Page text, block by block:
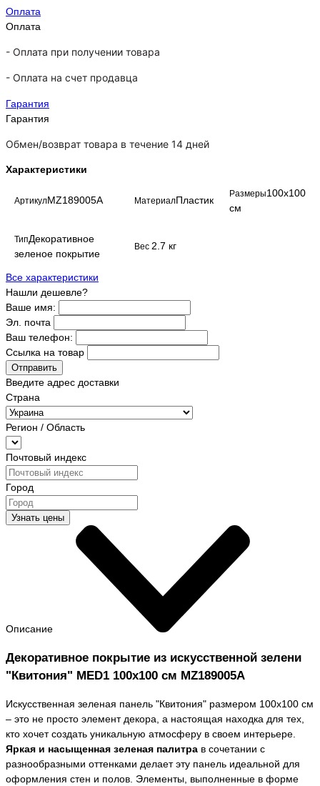
Оплата
Оплата
- Оплата при получении товара
- Оплата на счет продавца
Гарантия
Гарантия
Обмен/возврат товара в течение 14 дней
Характеристики
АртикулMZ189005A МатериалПластик
Размеры100х100
см
ТипДекоративное
зеленое покрытие
Вес 2.7 кг
Все характеристики
Нашли дешевле?
Ваше имя:
Эл. почта
Ваш телефон:
Ссылка на товар
Отправить
Введите адрес доставки
Страна
Регион / Область
Почтовый индекс
Город
Узнать цены
Описание
Декоративное покрытие из искусственной зелени
"Квитония" MED1 100х100 см MZ189005A
Искусственная зеленая панель "Квитония" размером 100х100 см
– это не просто элемент декора, а настоящая находка для тех,
кто хочет создать уникальную атмосферу в своем интерьере.
Яркая и насыщенная зеленая палитра в сочетании с
разнообразными оттенками делает эту панель идеальной для
оформления стен и полов. Элементы, выполненные в форме